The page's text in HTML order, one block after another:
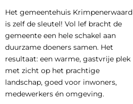
Het gemeentehuis Krimpenerwaard
is zelf de sleutel! Vol lef bracht de
gemeente een hele schakel aan
duurzame doeners samen. Het
resultaat: een warme, gastvrije plek
met zicht op het prachtige
landschap, goed voor inwoners,
medewerkers én omgeving.